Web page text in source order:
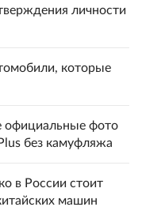
личности
которые
официальные фото
без камуфляжа
в России стоит
машин